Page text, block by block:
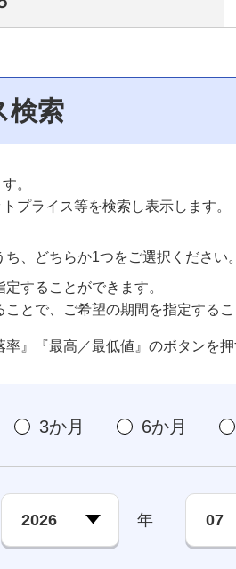
検索
。
プライス等を検索し表示します。
、どちらか1つをご選択ください。
することができます。
とで、ご希望の期間を指定するこ
』『最高／最低値』のボタンを
3か月 6か月
年